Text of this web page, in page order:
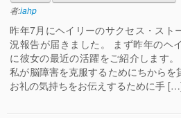
者:iahp
昨年7月にヘイリーのサクセス・スト
況報告が届きました。 まず昨年のヘ
に彼女の最近の活躍をご紹介しま
私が脳障害を克服するためにちからを
お礼の気持ちをお伝えするために手